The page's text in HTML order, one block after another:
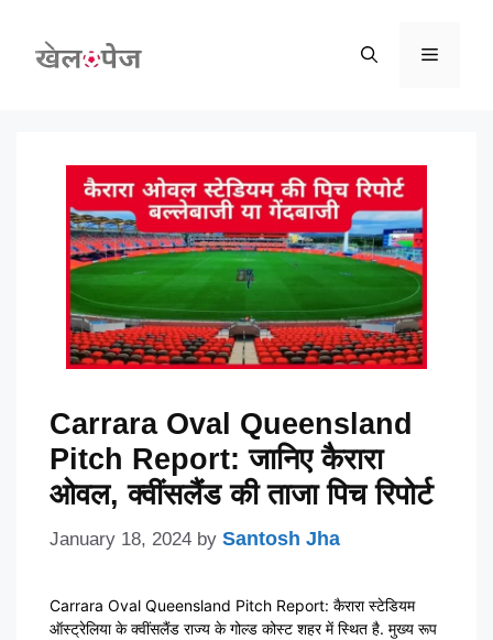
content
Menu
Carrara Oval Queensland
Pitch Report: जानिए कैरारा
ओवल, क्वींसलैंड की ताजा पिच रिपोर्ट
January 18, 2024 by Santosh Jha
Carrara Oval Queensland Pitch Report: कैरारा स्टेडियम
ऑस्ट्रेलिया के क्वींसलैंड राज्य के गोल्ड कोस्ट शहर में स्थित है. मुख्य रूप